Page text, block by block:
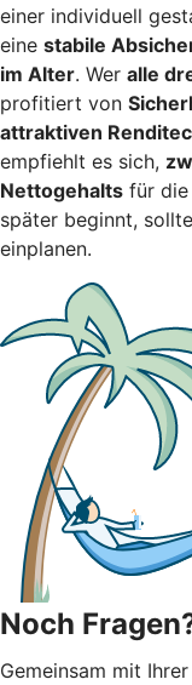
einer individuell
eine stabile
im Alter. Wer alle
profitiert von
attraktiven
empfiehlt es sich,
Nettogehalts für die
später beginnt,
einplanen.
Noch
Gemeinsam mit